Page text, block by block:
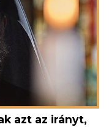
azt az irányt,